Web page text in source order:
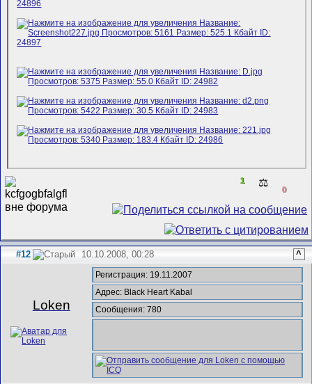
1 ⚖️
0
#12 10.10.2008, 00:28 ^
Loken
Регистрация: 19.11.2007
Адрес: Black Heart Kabal
Сообщения: 780